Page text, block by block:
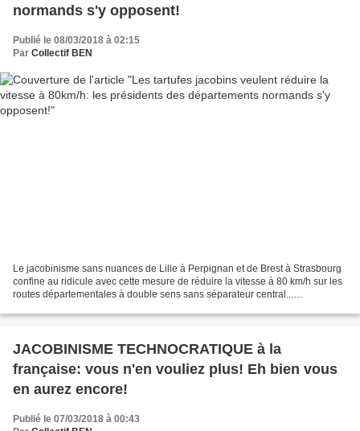
normands s'y opposent!
Publié le 08/03/2018 à 02:15
Par Collectif BEN
Le jacobinisme sans nuances de Lille à Perpignan et de Brest à Strasbourg
confine au ridicule avec cette mesure de réduire la vitesse à 80 km/h sur les
routes départementales à double sens sans séparateur central...
JACOBINISME TECHNOCRATIQUE à la
française: vous n'en vouliez plus! Eh bien vous
en aurez encore!
Publié le 07/03/2018 à 00:43